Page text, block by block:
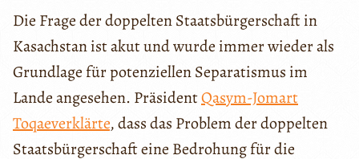
Die Frage der doppelten Staatsbürgerschaft in
Kasachstan ist akut und wurde immer wieder als
Grundlage für potenziellen Separatismus im
Lande angesehen. PräsidentQasym-Jomart
Toqaeverklärte, dass das Problem der doppelten
Staatsbürgerschaft eine Bedrohung für die